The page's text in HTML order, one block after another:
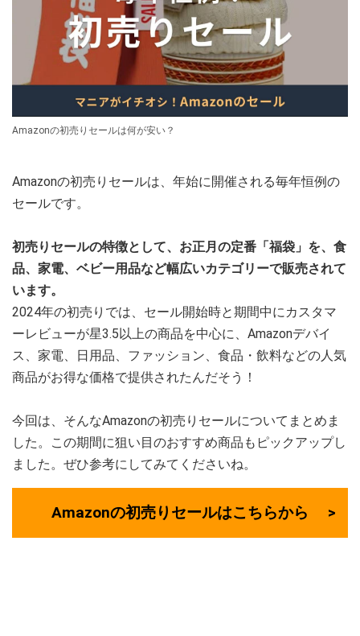
Amazonの初売りセールは何が安い？
Amazonの初売りセールは、年始に開催される毎年恒例の
セールです。
初売りセールの特徴として、お正月の定番「福袋」を、食
品、家電、ベビー用品など幅広いカテゴリーで販売されて
います。
2024年の初売りでは、セール開始時と期間中にカスタマ
ーレビューが星3.5以上の商品を中心に、Amazonデバイ
ス、家電、日用品、ファッション、食品・飲料などの人気
商品がお得な価格で提供されたんだそう！
今回は、そんなAmazonの初売りセールについてまとめま
した。この期間に狙い目のおすすめ商品もピックアップし
ました。ぜひ参考にしてみてくださいね。
Amazonの初売りセールはこちらから